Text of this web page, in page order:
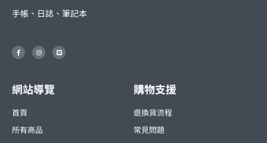
本
手帳、日誌、筆記本
F
a
c
k
-
I
n
s
r
a
m
L
i
n
網站導覽
首頁
所有商品
購物支援
退換貨流程
常見問題